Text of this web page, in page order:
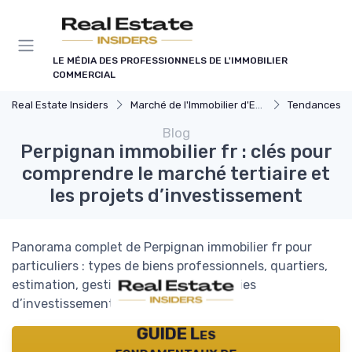
LE MÉDIA DES PROFESSIONNELS DE L'IMMOBILIER
COMMERCIAL
Real Estate Insiders Marché de l'Immobilier d'Entreprise Tendances du Marché
Blog
Perpignan immobilier fr : clés pour
comprendre le marché tertiaire et
les projets d’investissement
Panorama complet de Perpignan immobilier fr pour
particuliers : types de biens professionnels, quartiers,
estimation, gestion locative et stratégies
d’investissement.
GUIDE Les